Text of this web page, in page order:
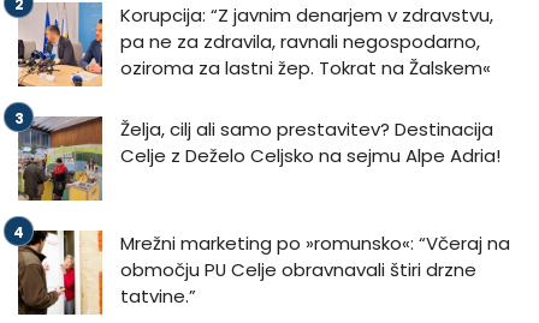
Korupcija: “Z javnim denarjem v zdravstvu,
pa ne za zdravila, ravnali negospodarno,
oziroma za lastni žep. Tokrat na Žalskem«
Želja, cilj ali samo prestavitev? Destinacija
Celje z Deželo Celjsko na sejmu Alpe Adria!
Mrežni marketing po »romunsko«: “Včeraj na
območju PU Celje obravnavali štiri drzne
tatvine.”